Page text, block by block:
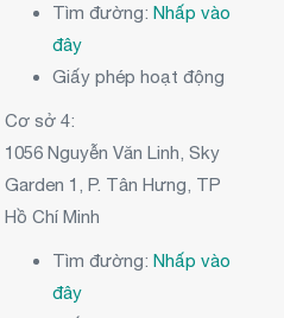
Tìm đường:Nhấp vào
đây
Giấy phép hoạt động
Cơ sở 4:
1056 Nguyễn Văn Linh, Sky
Garden 1, P. Tân Hưng, TP
Hồ Chí Minh
Tìm đường:Nhấp vào
đây